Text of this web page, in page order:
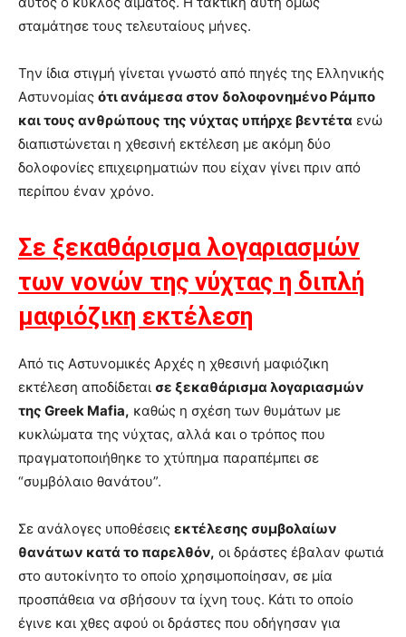
σταμάτησε τους τελευταίους μήνες.
Την ίδια στιγμή γίνεται γνωστό από πηγές της Ελληνικής
Αστυνομίας ότι ανάμεσα στον δολοφονημένο Ράμπο
και τους ανθρώπους της νύχτας υπήρχε βεντέτα ενώ
διαπιστώνεται η χθεσινή εκτέλεση με ακόμη δύο
δολοφονίες επιχειρηματιών που είχαν γίνει πριν από
περίπου έναν χρόνο.
Σε ξεκαθάρισμα λογαριασμών
των νονών της νύχτας η διπλή
μαφιόζικη εκτέλεση
Από τις Αστυνομικές Αρχές η χθεσινή μαφιόζικη
εκτέλεση αποδίδεται σε ξεκαθάρισμα λογαριασμών
της Greek Mafia, καθώς η σχέση των θυμάτων με
κυκλώματα της νύχτας, αλλά και ο τρόπος που
πραγματοποιήθηκε το χτύπημα παραπέμπει σε
“συμβόλαιο θανάτου”.
Σε ανάλογες υποθέσεις εκτέλεσης συμβολαίων
θανάτων κατά το παρελθόν, οι δράστες έβαλαν φωτιά
στο αυτοκίνητο το οποίο χρησιμοποίησαν, σε μία
προσπάθεια να σβήσουν τα ίχνη τους. Κάτι το οποίο
έγινε και χθες αφού οι δράστες που οδήγησαν για